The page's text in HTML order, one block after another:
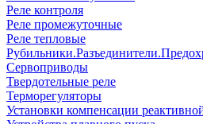
Реле контроля
Реле промежуточные
Реле тепловые
Сервоприводы
Твердотельные реле
Терморегуляторы
Установки компенсации